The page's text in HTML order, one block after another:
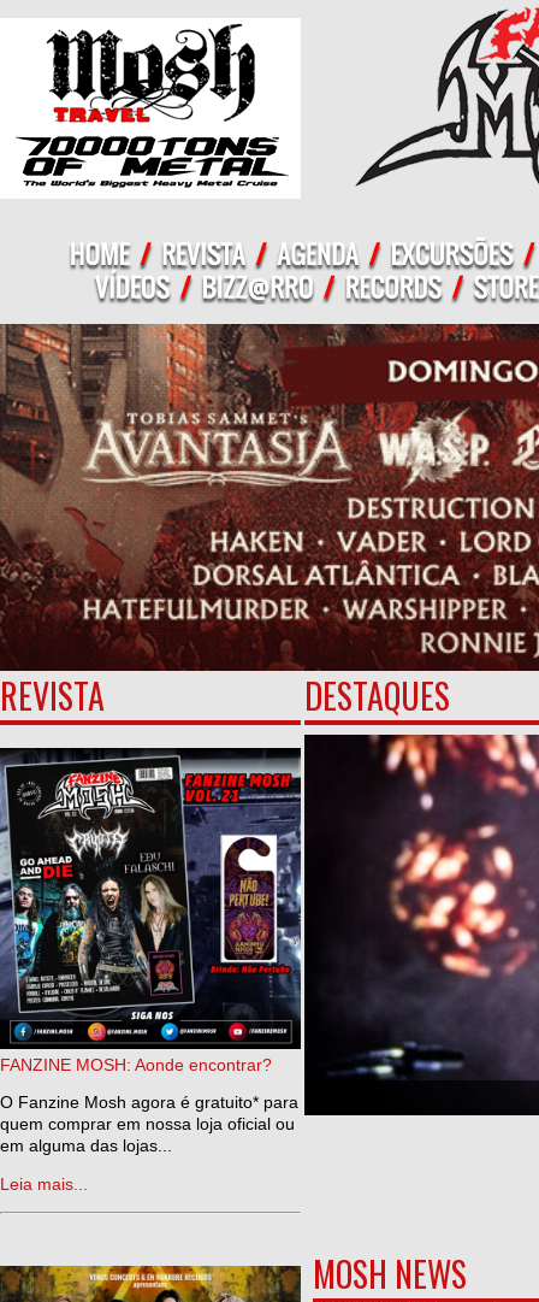
REVISTA
FANZINE MOSH: Aonde encontrar?
O Fanzine Mosh agora é gratuito* para
quem comprar em nossa loja oficial ou
em alguma das lojas...
Leia mais...
DESTAQUES
MOSH NEWS